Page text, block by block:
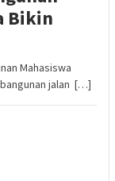
Bikin
Mahasiswa
jalan […]